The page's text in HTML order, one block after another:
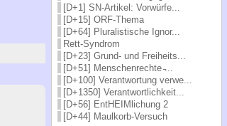
[D+1] SN-Artikel: Vorwürfe...
[D+15] ORF-Thema
[D+64] Pluralistische Ignor...
Rett-Syndrom
[D+23] Grund- und Freiheits...
[D+51] Menschenrechte ̵...
[D+100] Verantwortung verwe...
[D+1350] Verantwortlichkeit...
[D+56] EntHEIMlichung 2
[D+44] Maulkorb-Versuch